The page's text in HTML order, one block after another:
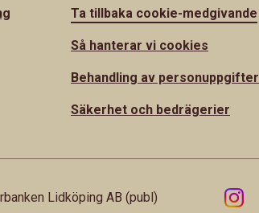
Ta tillbaka cookie-medgivande
Så hanterar vi cookies
Behandling av personuppgifter
Säkerhet och bedrägerier
Lidköping AB (publ)